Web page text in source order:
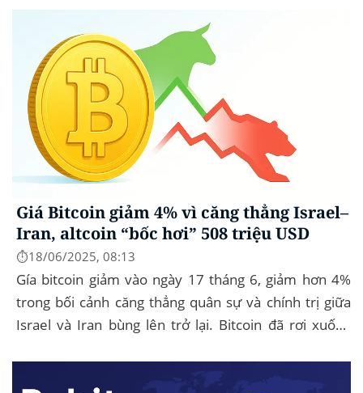
Giá Bitcoin giảm 4% vì căng thẳng Israel–
Iran, altcoin “bốc hơi” 508 triệu USD
⏱️18/06/2025, 08:13
Gía bitcoin giảm vào ngày 17 tháng 6, giảm hơn 4%
trong bối cảnh căng thẳng quân sự và chính trị giữa
Israel và Iran bùng lên trở lại. Bitcoin đã rơi xuống